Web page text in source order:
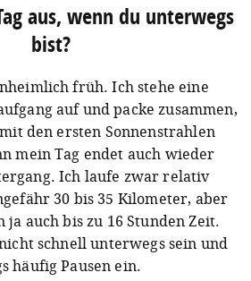
aus, wenn du unterwegs
bist?
früh. Ich stehe eine
auf und packe zusammen,
den ersten Sonnenstrahlen
mein Tag endet auch wieder
Ich laufe zwar relativ
30 bis 35 Kilometer, aber
auch bis zu 16 Stunden Zeit.
schnell unterwegs sein und
häufig Pausen ein.